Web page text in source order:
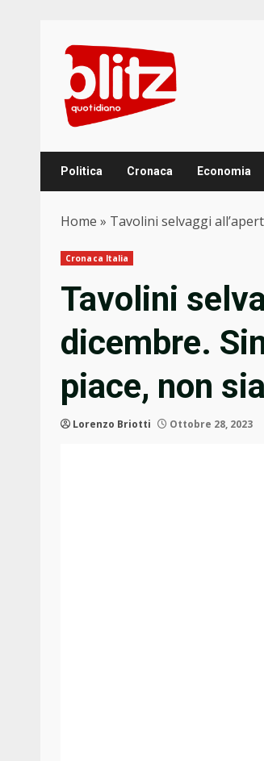
content
Politica Cronaca Economia
Home » Tavolini selvaggi
Cronaca Italia
Tavolini
dicembre.
piace, non
Lorenzo Briotti Ottobre 28, 2023